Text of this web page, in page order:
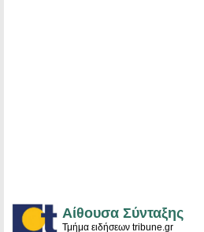
Αίθουσα Σύνταξης
Τμήμα ειδήσεων tribune.gr